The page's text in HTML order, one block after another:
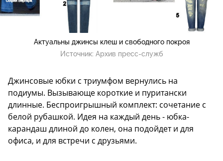
Актуальны джинсы клеш и свободного покроя
Источник: Архив пресс-служб
Джинсовые юбки с триумфом вернулись на
подиумы. Вызывающе короткие и пуритански
длинные. Беспроигрышный комплект: сочетание с
белой рубашкой. Идея на каждый день - юбка-
карандаш длиной до колен, она подойдет и для
офиса, и для встречи с друзьями.